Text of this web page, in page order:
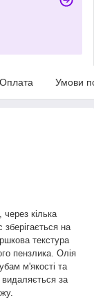
Оплата Умови
кілька
на
текстура
пензлика. Олія
м'якості та
за